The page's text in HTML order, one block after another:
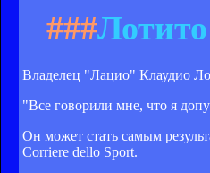
###
Владелец "Лацио" Клаудио
"Все говорили мне, что я
Он может стать самым
Corriere dello Sport.